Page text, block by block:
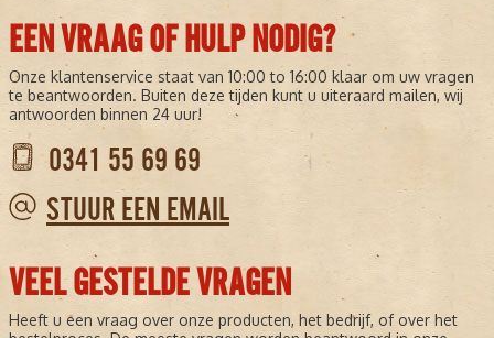
EEN VRAAG OF HULP NODIG?
Onze klantenservice staat van 10:00 to 16:00 klaar om uw vragen
te beantwoorden. Buiten deze tijden kunt u uiteraard mailen, wij
antwoorden binnen 24 uur!
0341 55 69 69
STUUR EEN EMAIL
VEEL GESTELDE VRAGEN
Heeft u een vraag over onze producten, het bedrijf, of over het